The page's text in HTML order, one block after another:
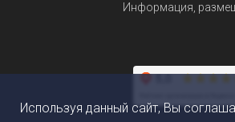
Информация,
Используя данный сайт, Вы